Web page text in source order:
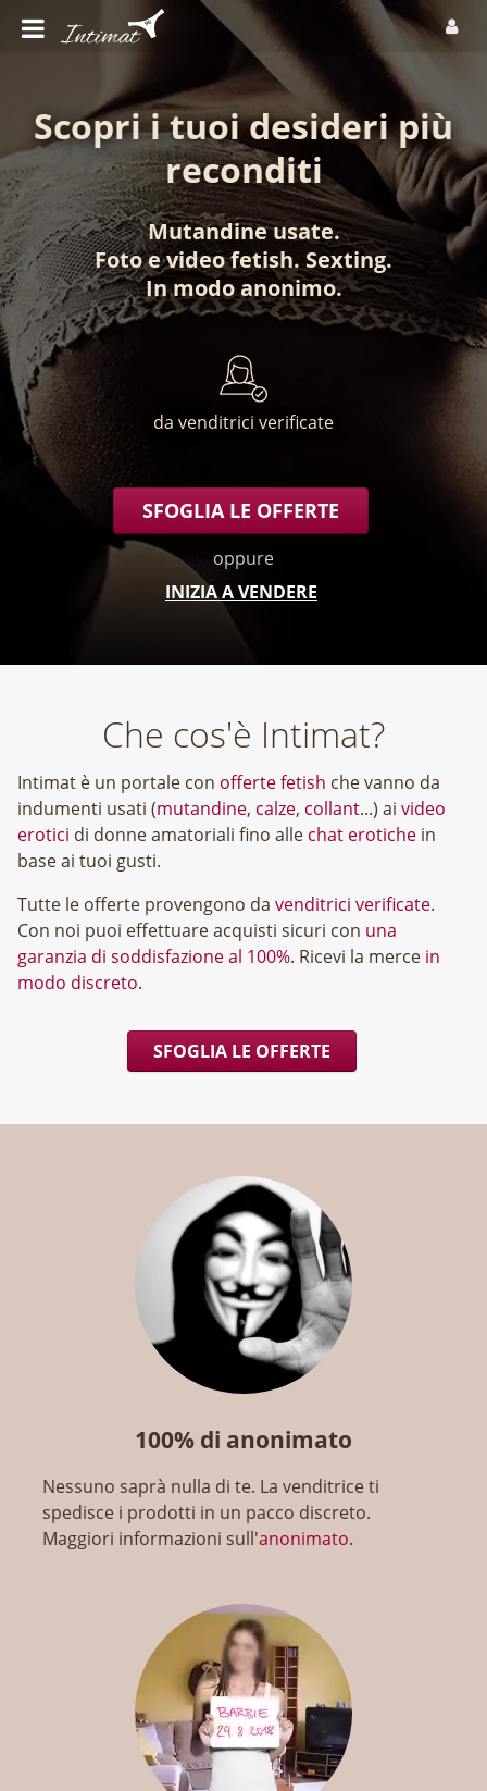
Scopri i tuoi desideri più
reconditi
Mutandine usate.
Fotoevideo fetish. Sexting.
In modo anonimo.
da venditrici verificate
SFOGLIA LE OFFERTE
oppure
INIZIA A VENDERE
Che cos'è Intimat?
Intimat è un portale con offerte fetish che vanno da
indumenti usati (mutandine, calze, collant...) ai video
erotici di donne amatoriali fino alle chat erotiche in
base ai tuoi gusti.
Tutte le offerte provengono da venditrici verificate.
Con noi puoi effettuare acquisti sicuri con una
garanzia di soddisfazione al 100%. Ricevi la merce in
modo discreto.
SFOGLIA LE OFFERTE
100% di anonimato
Nessuno saprà nulla di te. La venditrice ti
spedisce i prodotti in un pacco discreto.
Maggiori informazioni sull'anonimato.